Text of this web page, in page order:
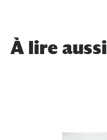
À lire aussi